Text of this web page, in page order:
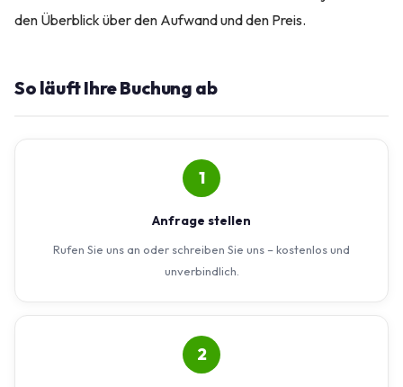
den Überblick über den Aufwand und den Preis.
So läuft Ihre Buchung ab
1
Anfrage stellen
Rufen Sie uns an oder schreiben Sie uns – kostenlos und
unverbindlich.
2